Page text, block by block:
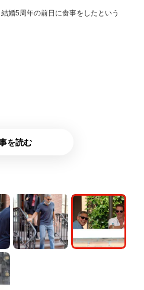
婚5周年の前日に食事をしたという
を読む